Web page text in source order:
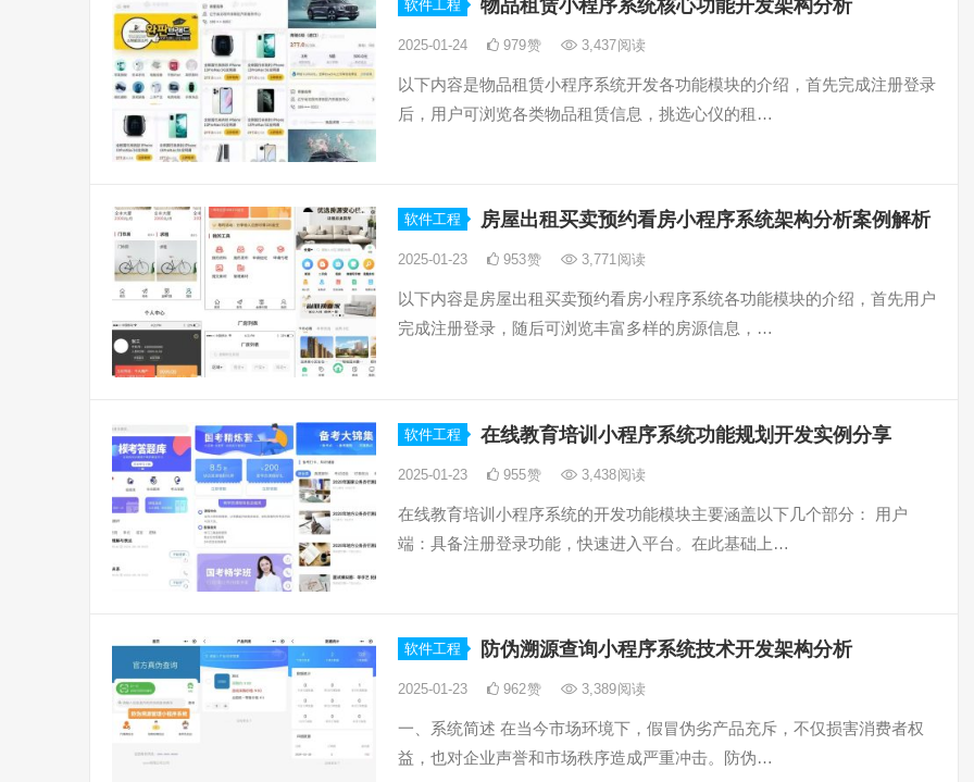
软件工程 物品租赁小程序系统核心功能开发架构分析
2025-01-24 979赞 3,437阅读
以下内容是物品租赁小程序系统开发各功能模块的介绍，首先完成注册登录
后，用户可浏览各类物品租赁信息，挑选心仪的租…
软件工程 房屋出租买卖预约看房小程序系统架构分析案例解析
2025-01-23 953赞 3,771阅读
以下内容是房屋出租买卖预约看房小程序系统各功能模块的介绍，首先用户
完成注册登录，随后可浏览丰富多样的房源信息，…
软件工程 在线教育培训小程序系统功能规划开发实例分享
2025-01-23 955赞 3,438阅读
在线教育培训小程序系统的开发功能模块主要涵盖以下几个部分： 用户
端：具备注册登录功能，快速进入平台。在此基础上…
软件工程 防伪溯源查询小程序系统技术开发架构分析
2025-01-23 962赞 3,389阅读
一、系统简述 在当今市场环境下，假冒伪劣产品充斥，不仅损害消费者权
益，也对企业声誉和市场秩序造成严重冲击。防伪…